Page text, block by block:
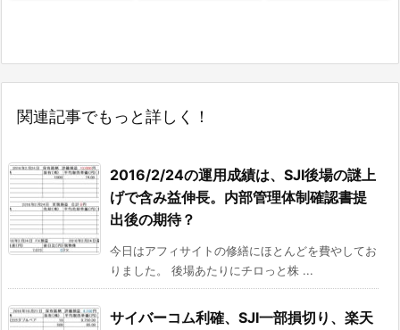
関連記事でもっと詳しく！
2016/2/24の運用成績は、SJI後場の謎上
げで含み益伸長。内部管理体制確認書提
出後の期待？
今日はアフィサイトの修繕にほとんどを費やしてお
りました。 後場あたりにチロっと株 ...
サイバーコム利確、SJI一部損切り、楽天